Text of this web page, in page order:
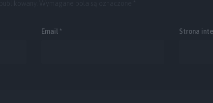
Email * Strona